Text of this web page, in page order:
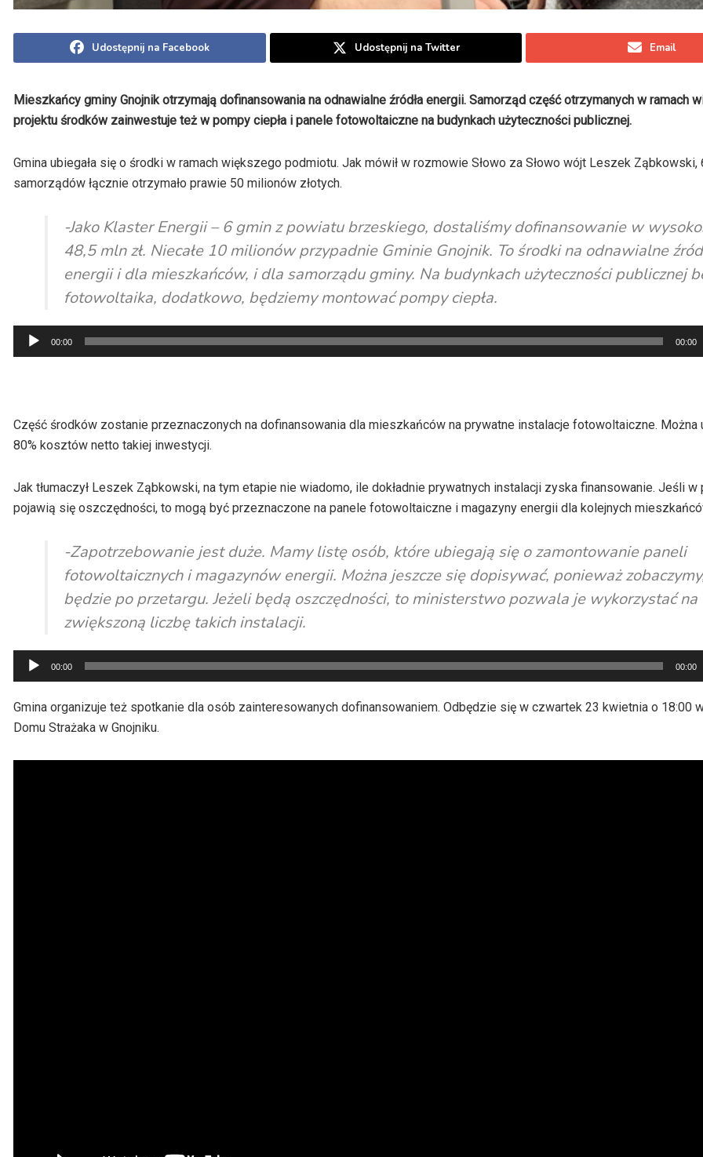
Udostępnij na Facebook Udostępnij na Twitter Email
Mieszkańcy gminy Gnojnik otrzymają dofinansowania na odnawialne źródła energii. Samorząd część otrzymanych w ramach
projektu środków zainwestuje też w pompy ciepła i panele fotowoltaiczne na budynkach użyteczności publicznej.
Gmina ubiegała się o środki w ramach większego podmiotu. Jak mówił w rozmowie Słowo za Słowo wójt Leszek Ząbkowski,
samorządów łącznie otrzymało prawie 50 milionów złotych.
-Jako Klaster Energii – 6 gmin z powiatu brzeskiego, dostaliśmy dofinansowanie w
48,5 mln zł. Niecałe 10 milionów przypadnie Gminie Gnojnik. To środki na odnawialne
energii i dla mieszkańców, i dla samorządu gminy. Na budynkach użyteczności publicznej
fotowoltaika, dodatkowo, będziemy montować pompy ciepła.
Odtwarzacz
plików
00:00 00:00
Część środków zostanie przeznaczonych na dofinansowania dla mieszkańców na prywatne instalacje fotowoltaiczne. Można
80% kosztów netto takiej inwestycji.
Jak tłumaczył Leszek Ząbkowski, na tym etapie nie wiadomo, ile dokładnie prywatnych instalacji zyska finansowanie. Jeśli w
pojawią się oszczędności, to mogą być przeznaczone na panele fotowoltaiczne i magazyny energii dla kolejnych
-Zapotrzebowanie jest duże. Mamy listę osób, które ubiegają się o zamontowanie paneli
fotowoltaicznych i magazynów energii. Można jeszcze się dopisywać, ponieważ
będzie po przetargu. Jeżeli będą oszczędności, to ministerstwo pozwala je wykorzystać na
zwiększoną liczbę takich instalacji.
Odtwarzacz
plików
dźwiękowych
00:00 00:00
Gmina organizuje też spotkanie dla osób zainteresowanych dofinansowaniem. Odbędzie się w czwartek 23 kwietnia o 18:00
Domu Strażaka w Gnojniku.